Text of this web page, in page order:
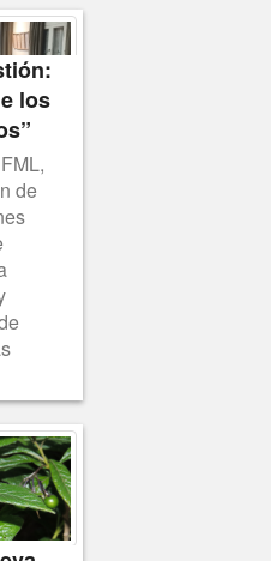
los
de